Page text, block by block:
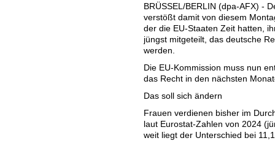
BRÜSSEL/BERLIN (dpa-AFX) -
verstößt damit von diesem
der die EU-Staaten Zeit hatten,
jüngst mitgeteilt, das deutsche
werden.
Die EU-Kommission muss nun
das Recht in den nächsten
Das soll sich ändern
Frauen verdienen bisher im
laut Eurostat-Zahlen von 2024
weit liegt der Unterschied bei